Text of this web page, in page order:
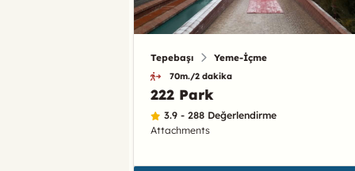
Tepebaşı Yeme-İçme
70m./2 dakika
222 Park
3.9 - 288 Değerlendirme
Attachments